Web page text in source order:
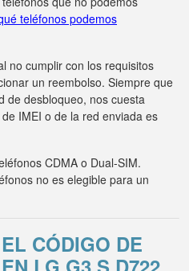
teléfonos podemos
no cumplir con los requisitos
un reembolso. Siempre que
de desbloqueo, nos cuesta
IMEI o de la red enviada es
CDMA o Dual-SIM.
no es elegible para un
CÓDIGO DE